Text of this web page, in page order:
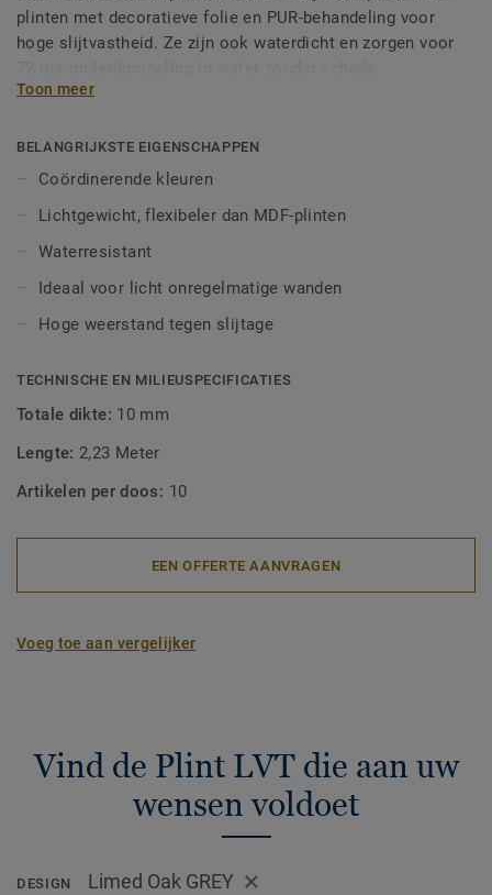
plinten met decoratieve folie en PUR-behandeling voor
hoge slijtvastheid. Ze zijn ook waterdicht en zorgen voor
Verkrijgbaar in 2 hoogtes 60 mm en 80 mm (Ultimate-
afwerking. Decoratieve set-on plinten zijn geschikt voor
alle LVT-vloeren (Glue-Down, Click en Loose-Lay).
Toon meer
BELANGRIJKSTE EIGENSCHAPPEN
Coördinerende kleuren
Lichtgewicht, flexibeler dan MDF-plinten
Waterresistant
Ideaal voor licht onregelmatige wanden
Hoge weerstand tegen slijtage
TECHNISCHE EN MILIEUSPECIFICATIES
Totale dikte: 10 mm
Lengte: 2,23 Meter
Artikelen per doos: 10
EEN OFFERTE AANVRAGEN
Voeg toe aan vergelijker
Vind de Plint LVT die aan uw
wensen voldoet
DESIGN Limed Oak GREY